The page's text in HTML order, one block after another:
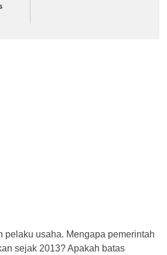
usaha. Mengapa pemerintah
sejak 2013? Apakah batas